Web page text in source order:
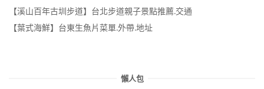
【溪山百年古圳步道】台北步道親子景點推薦.交通
【葉式海鮮】台東生魚片菜單.外帶.地址
懶人包